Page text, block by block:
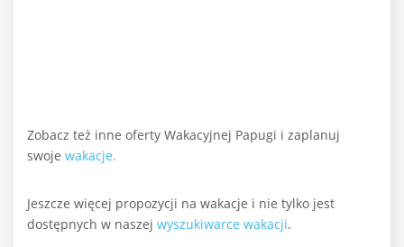
Zobacz też inne oferty Wakacyjnej Papugi i zaplanuj
swoje wakacje.
Jeszcze więcej propozycji na wakacje i nie tylko jest
dostępnych w naszej wyszukiwarce wakacji.